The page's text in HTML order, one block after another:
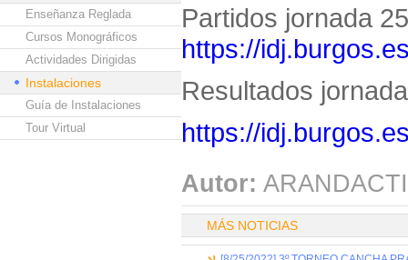
Enseñanza Reglada
Cursos Monográficos
Actividades Dirigidas
Instalaciones
Guía de Instalaciones
Tour Virtual
Partidos jornada
https://
Resultados
https://
Autor:
MÁS NOTICIAS